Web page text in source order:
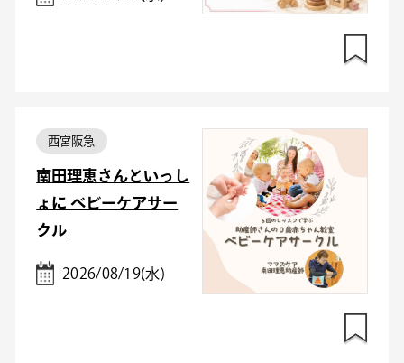
西宮阪急
南田理恵さんといっし
ょに ベビーケアサー
クル
2026/08/19(水)